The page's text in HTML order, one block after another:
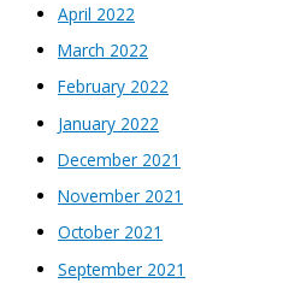
April 2022
March 2022
February 2022
January 2022
December 2021
November 2021
October 2021
September 2021